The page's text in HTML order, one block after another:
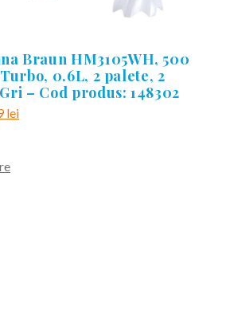
Braun HM3105WH, 500
0.6L, 2 palete, 2
– Cod produs: 148302
leiPrețul